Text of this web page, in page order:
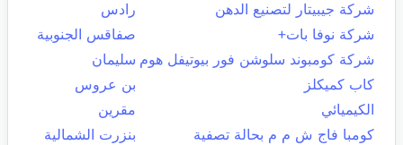
شركة جيبيتار لتصنيع الدهن
رادس
شركة نوفا بات+
صفاقس الجنوبية
شركة كومبوند سلوشن فور بيوتيفل هوم سليمان
كاب كميكلز
بن عروس
الكيميائي
مقرين
كومبا فاج ش م م بحالة تصفية
بنزرت الشمالية